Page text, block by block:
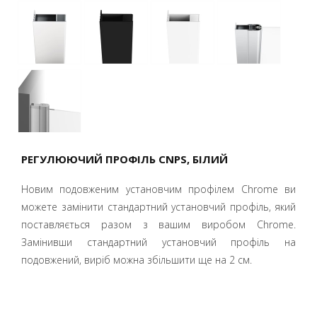
РЕГУЛЮЮЧИЙ ПРОФІЛЬ CNPS, БІЛИЙ
Новим подовженим установчим профілем Chrome ви
можете замінити стандартний установчий профіль, який
поставляється разом з вашим виробом Chrome.
Замінивши стандартний установчий профіль на
подовжений, виріб можна збільшити ще на 2 см.